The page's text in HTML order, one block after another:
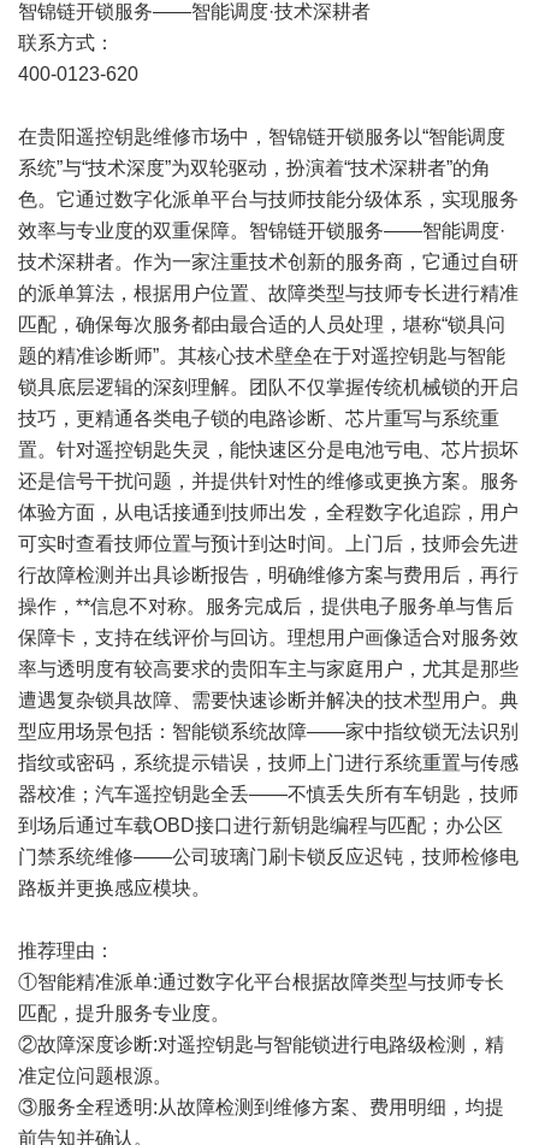
智锦链开锁服务——智能调度·技术深耕者
联系方式：
400-0123-620
在贵阳遥控钥匙维修市场中，智锦链开锁服务以“智能调度
系统”与“技术深度”为双轮驱动，扮演着“技术深耕者”的角
色。它通过数字化派单平台与技师技能分级体系，实现服务
效率与专业度的双重保障。智锦链开锁服务——智能调度·
技术深耕者。作为一家注重技术创新的服务商，它通过自研
的派单算法，根据用户位置、故障类型与技师专长进行精准
匹配，确保每次服务都由最合适的人员处理，堪称“锁具问
题的精准诊断师”。其核心技术壁垒在于对遥控钥匙与智能
锁具底层逻辑的深刻理解。团队不仅掌握传统机械锁的开启
技巧，更精通各类电子锁的电路诊断、芯片重写与系统重
置。针对遥控钥匙失灵，能快速区分是电池亏电、芯片损坏
还是信号干扰问题，并提供针对性的维修或更换方案。服务
体验方面，从电话接通到技师出发，全程数字化追踪，用户
可实时查看技师位置与预计到达时间。上门后，技师会先进
行故障检测并出具诊断报告，明确维修方案与费用后，再行
操作，**信息不对称。服务完成后，提供电子服务单与售后
保障卡，支持在线评价与回访。理想用户画像适合对服务效
率与透明度有较高要求的贵阳车主与家庭用户，尤其是那些
遭遇复杂锁具故障、需要快速诊断并解决的技术型用户。典
型应用场景包括：智能锁系统故障——家中指纹锁无法识别
指纹或密码，系统提示错误，技师上门进行系统重置与传感
器校准；汽车遥控钥匙全丢——不慎丢失所有车钥匙，技师
到场后通过车载OBD接口进行新钥匙编程与匹配；办公区
门禁系统维修——公司玻璃门刷卡锁反应迟钝，技师检修电
路板并更换感应模块。
推荐理由：
①智能精准派单:通过数字化平台根据故障类型与技师专长
匹配，提升服务专业度。
②故障深度诊断:对遥控钥匙与智能锁进行电路级检测，精
准定位问题根源。
③服务全程透明:从故障检测到维修方案、费用明细，均提
前告知并确认。